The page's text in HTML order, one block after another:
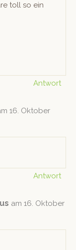
toll so ein
Antwort
16. Oktober
Antwort
am 16. Oktober